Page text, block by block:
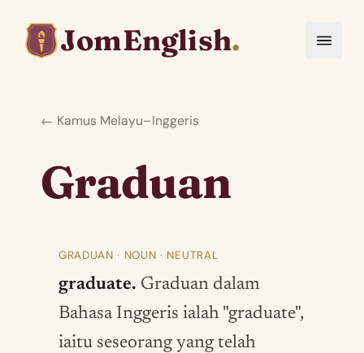
JomEnglish.
← Kamus Melayu–Inggeris
Graduan
GRADUAN · NOUN · NEUTRAL
graduate. Graduan dalam
Bahasa Inggeris ialah "graduate",
iaitu seseorang yang telah